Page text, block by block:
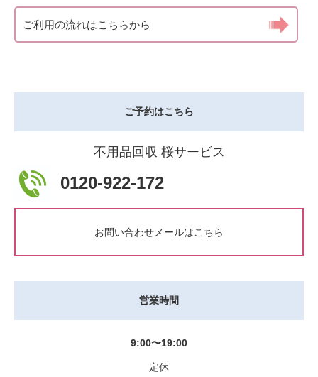
ご利用の流れはこちらから
ご予約はこちら
不用品回収 桜サービス
0120-922-172
お問い合わせメールはこちら
営業時間
9:00〜19:00
定休